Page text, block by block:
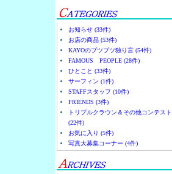
お知らせ (33件)
お店の商品 (53件)
KAYOのブツブツ独り言 (54件)
FAMOUS PEOPLE (28件)
ひとこと (33件)
サーフィン (1件)
STAFFスタッフ (10件)
FRIENDS (3件)
トリプルクラウン＆その他コンテスト
(22件)
お気に入り (5件)
写真大募集コーナー (4件)